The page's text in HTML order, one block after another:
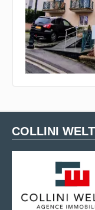
COLLINI